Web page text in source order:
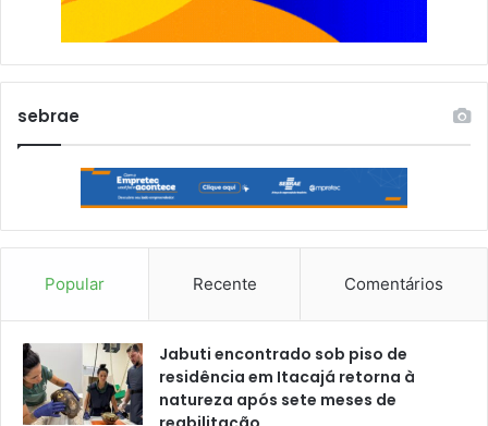
sebrae
Popular Recente Comentários
Jabuti encontrado sob piso de
residência em Itacajá retorna à
natureza após sete meses de